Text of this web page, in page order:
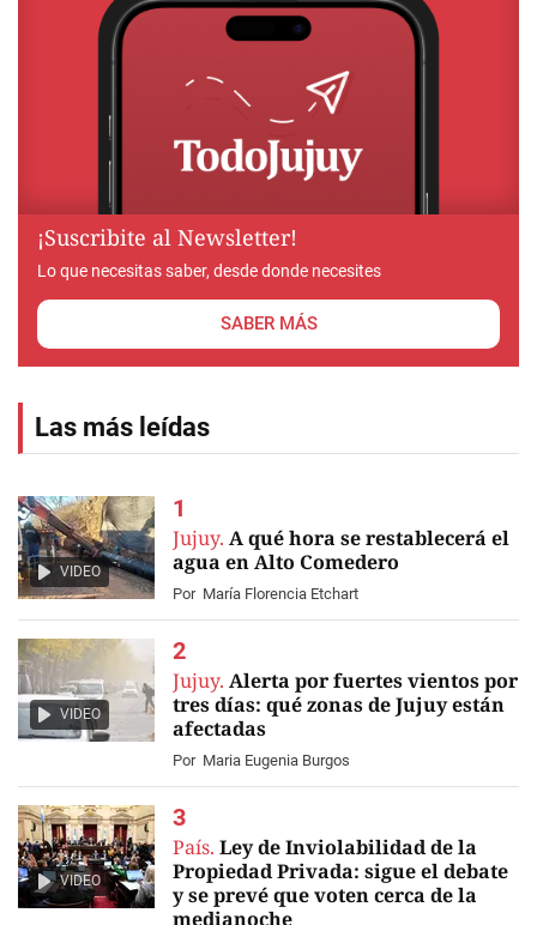
¡Suscribite al Newsletter!
Lo que necesitas saber, desde donde necesites
SABER MÁS
Las más leídas
VIDEO
Jujuy. A qué hora se restablecerá el
agua en Alto Comedero
Por María Florencia Etchart
VIDEO
Jujuy. Alerta por fuertes vientos por
tres días: qué zonas de Jujuy están
afectadas
Por Maria Eugenia Burgos
VIDEO
País. Ley de Inviolabilidad de la
Propiedad Privada: sigue el debate
y se prevé que voten cerca de la
medianoche